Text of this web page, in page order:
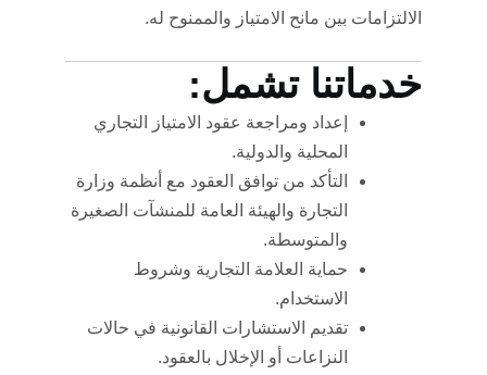
الالتزامات بين مانح الامتياز والممنوح له.
خدماتنا تشمل:
إعداد ومراجعة عقود الامتياز التجاري
المحلية والدولية.
التأكد من توافق العقود مع أنظمة وزارة
التجارة والهيئة العامة للمنشآت الصغيرة
والمتوسطة.
حماية العلامة التجارية وشروط
الاستخدام.
تقديم الاستشارات القانونية في حالات
النزاعات أو الإخلال بالعقود.